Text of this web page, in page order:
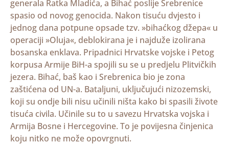
generala Ratka Mladića, a Bihać poslije Srebrenice
spasio od novog genocida. Nakon tisuću dvjesto i
jednog dana potpune opsade tzv. »bihaćkog džepa« u
operaciji »Oluja«, deblokirana je i najduže izolirana
bosanska enklava. Pripadnici Hrvatske vojske i Petog
korpusa Armije BiH-a spojili su se u predjelu Plitvičkih
jezera. Bihać, baš kao i Srebrenica bio je zona
zaštićena od UN-a. Bataljuni, uključujući nizozemski,
koji su ondje bili nisu učinili ništa kako bi spasili živote
tisuća civila. Učinile su to u savezu Hrvatska vojska i
Armija Bosne i Hercegovine. To je povijesna činjenica
koju nitko ne može opovrgnuti.